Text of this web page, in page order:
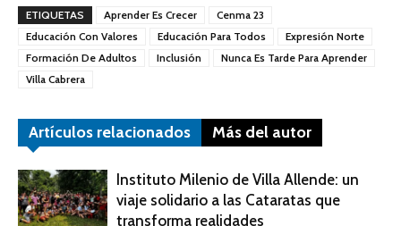
ETIQUETAS Aprender Es Crecer
Cenma 23
Educación Con Valores
Educación Para Todos
Expresión Norte
Formación De Adultos
Inclusión
Nunca Es Tarde Para Aprender
Villa Cabrera
Artículos relacionados Más del autor
Instituto Milenio de Villa Allende: un
viaje solidario a las Cataratas que
transforma realidades